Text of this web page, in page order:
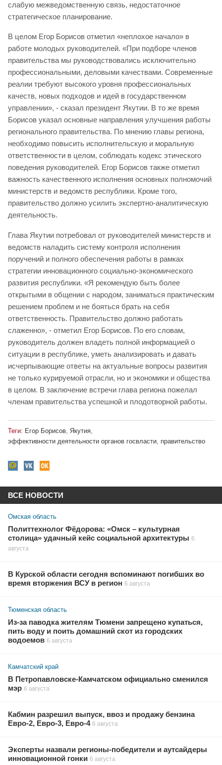
слабую межведомственную связь, недостаточное
стратегическое планирование.
В целом Егор Борисов отметил «неплохое начало» в
работе молодых руководителей. «При подборе членов
правительства мы руководствовались исключительно
профессиональными, деловыми качествами. Современные
реалии требуют высокого уровня профессиональных
качеств, новых подходов и идей в государственном
управлении», - сказал президент Якутии. В то же время
Борисов указал основные направления улучшения работы
регионального правительства. По мнению главы региона,
необходимо повысить исполнительскую и моральную
ответственности в целом, соблюдать кодекс этического
поведения руководителей. Егор Борисов также отметил
важность качественного исполнения основных полномочий
министерств и ведомств республики. Кроме того,
правительство должно усилить экспертно-аналитическую
деятельность.
Глава Якутии потребовал от руководителей министерств и
ведомств наладить систему контроля исполнения
поручений и полного обеспечения работы в рамках
стратегии инновационного социально-экономического
развития республики. «Я рекомендую быть более
открытыми в общении с народом, заниматься практическим
решением проблем и не бояться брать на себя
ответственность. Правительство должно работать
слаженно», - отметил Егор Борисов. По его словам,
руководитель должен владеть полной информацией о
ситуации в республике, уметь анализировать и давать
исчерпывающие ответы на актуальные вопросы развития
не только курируемой отрасли, но и экономики и общества
в целом. В заключение встречи глава региона пожелал
членам правительства успешной и плодотворной работы.
Теги: Егор Борисов Якутия
эффективности деятельности органов госвласти, правительство
ВСЕ НОВОСТИ
Омская область
Политтехнолог Фёдорова: «Омск – культурная
столица» удачный кейс социальной архитектуры 6
августа
В Курской области сегодня вспоминают погибших во
время вторжения ВСУ в регион 6 августа
Тюменская область
Из-за паводка жителям Тюмени запрещено купаться,
пить воду и поить домашний скот из городских
водоемов 6 августа
Камчатский край
В Петропавловске-Камчатском официально сменился
мэр 6 августа
Кабмин разрешил выпуск, ввоз и продажу бензина
Евро-2, Евро-3, Евро-4 6 августа
Эксперты назвали регионы-победители и аутсайдеры
инновационной гонки 6 августа